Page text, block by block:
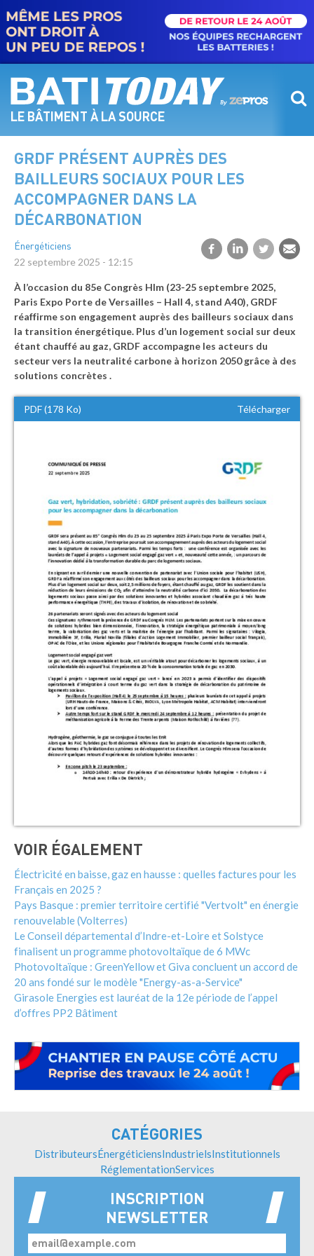
contenu
principal
LE BÂTIMENT À LA SOURCE
GRDF PRÉSENT AUPRÈS DES
BAILLEURS SOCIAUX POUR LES
ACCOMPAGNER DANS LA
DÉCARBONATION
Énergéticiens
22 septembre 2025 - 12:15
À l’occasion du 85e Congrès Hlm (23-25 septembre 2025,
Paris Expo Porte de Versailles – Hall 4, stand A40), GRDF
réaffirme son engagement auprès des bailleurs sociaux dans
la transition énergétique. Plus d’un logement social sur deux
étant chauffé au gaz, GRDF accompagne les acteurs du
secteur vers la neutralité carbone à horizon 2050 grâce à des
solutions concrètes .
PDF (178 Ko) Télécharger
VOIR ÉGALEMENT
Électricité en baisse, gaz en hausse : quelles factures pour les
Français en 2025 ?
Pays Basque : premier territoire certifié "Vertvolt" en énergie
renouvelable (Volterres)
Le Conseil départemental d’Indre-et-Loire et Solstyce
finalisent un programme photovoltaïque de 6 MWc
Photovoltaïque : GreenYellow et Giva concluent un accord de
20 ans fondé sur le modèle "Energy-as-a-Service"
Girasole Energies est lauréat de la 12e période de l’appel
d’offres PP2 Bâtiment
CATÉGORIES
DistributeursÉnergéticiensIndustrielsInstitutionnels
RéglementationServices
INSCRIPTION
NEWSLETTER